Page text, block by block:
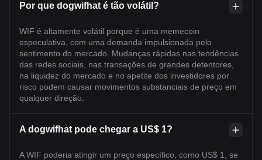
Por que dogwifhat é tão volátil?
WIF é altamente volátil porque é uma memecoin
especulativa, com uma demanda impulsionada pelo
sentimento do mercado. Mudanças rápidas nas tendências
das redes sociais, nas transações de grandes detentores,
na liquidez do mercado e no apetite dos investidores por
risco podem causar movimentos substanciais de preço em
qualquer direção.
A dogwifhat pode chegar a US$ 1?
A WIF poderia atingir um preço específico, como US$ 1, se